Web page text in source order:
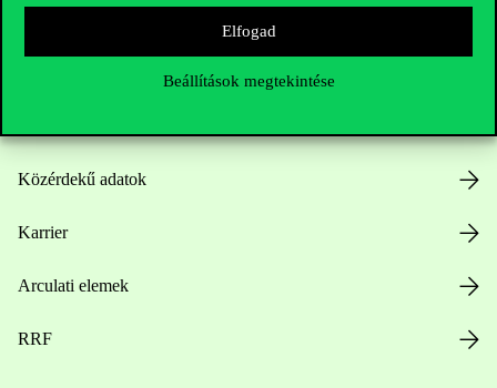
Elfogad
Beállítások megtekintése
Közérdekű adatok
Karrier
Arculati elemek
RRF